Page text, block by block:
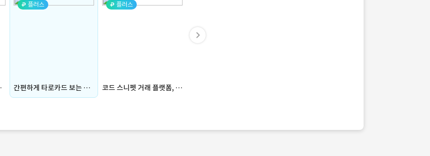
제작
플러스
간편하게 타로카드 보는 사이트 개발
플러스
코드 스니펫 거래 플랫폼, Snippins 프리토타입 제작